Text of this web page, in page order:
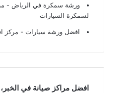
ورشة سمكرة في الرياض -
لسمكرة السيارات
افضل ورشة سيارات - مركز
افضل مراكز صيانة في الخبر،